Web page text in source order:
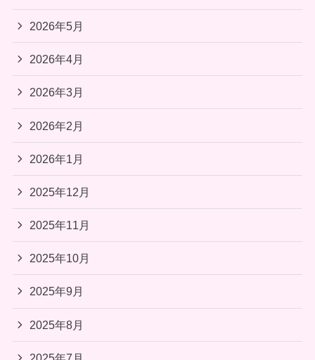
2026年5月
2026年4月
2026年3月
2026年2月
2026年1月
2025年12月
2025年11月
2025年10月
2025年9月
2025年8月